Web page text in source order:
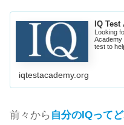
IQ
Looking
Academy
test to
iqtestacademy.org
前々から 自分のIQって